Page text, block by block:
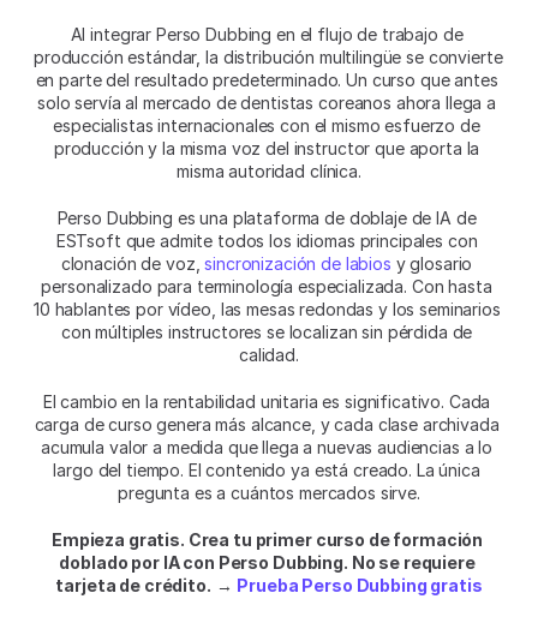
Al integrar Perso Dubbing en el flujo de trabajo de
producción estándar, la distribución multilingüe se convierte
en parte del resultado predeterminado. Un curso que antes
solo servía al mercado de dentistas coreanos ahora llega a
especialistas internacionales con el mismo esfuerzo de
producción y la misma voz del instructor que aporta la
misma autoridad clínica.
Perso Dubbing es una plataforma de doblaje de IA de
ESTsoft que admite todos los idiomas principales con
clonación de voz, sincronización de labios y glosario
personalizado para terminología especializada. Con hasta
10 hablantes por vídeo, las mesas redondas y los seminarios
con múltiples instructores se localizan sin pérdida de
calidad.
El cambio en la rentabilidad unitaria es significativo. Cada
carga de curso genera más alcance, y cada clase archivada
acumula valor a medida que llega a nuevas audiencias a lo
largo del tiempo. El contenido ya está creado. La única
pregunta es a cuántos mercados sirve.
Empieza gratis. Crea tu primer curso de formación
doblado por IA con Perso Dubbing. No se requiere
tarjeta de crédito. → Prueba Perso Dubbing gratis